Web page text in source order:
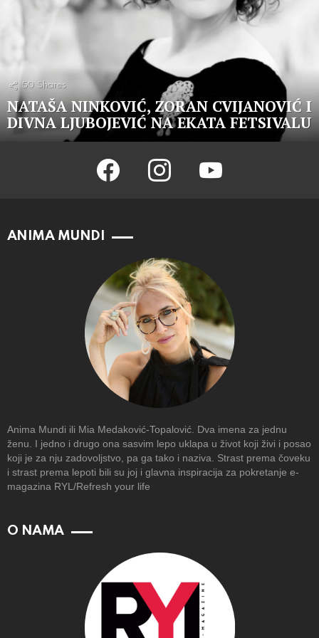
50 Shares
NATAŠA NINKOVIĆ, ZORAN CVIJANOVIĆ I
DIVNA LJUBOJEVIĆ NA EKATA FETSIVALU
facebook instagram youtube
ANIMA MUNDI
Anima Mundi ili Mia Medaković-Topalović. Dva imena za jednu
ženu. I jedno i drugo ona sasvim lepo uklapa u život koji živi i posao
koji je za nju zadovoljstvo, pa ga tako i naziva. Strast prema čoveku
i strast prema lepoti bili su joj i glavna inspiracija za pokretanje e-
magazina RYL/Refresh your life
O NAMA